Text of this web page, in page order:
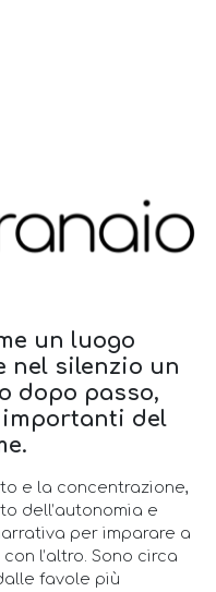
un luogo
nel silenzio un
dopo passo,
del
e la concentrazione,
dell’autonomia e
per imparare a
l’altro. Sono circa
favole più